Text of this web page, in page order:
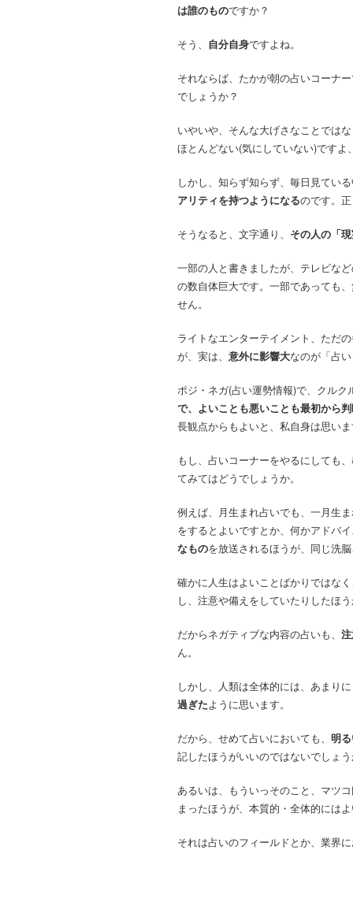
は誰のものですか？
そう、 自分自身ですよね。
それならば、たかが朝の占いコーナ
でしょうか？
いやいや、そんな大げさなことでは
ほとんどない(気にしていない)です
しかし、知らず知らず、毎日見てい
アリティを持つようになるのです。
そうなると、文字通り、 その人の「
一部の人と書きましたが、テレビな
の数自体巨大です。一部であっても
せん。
ライトなエンターテイメント、ただ
が、実は、 意外に影響大なのが「占
ポジ・ネガ(占い運勢情報)で、クルク
で、よいことも悪いことも最初から
長観点からもよいと、私自身は思い
もし、占いコーナーをやるにしても
てみてはどうでしょうか。
例えば、月生まれ占いでも、一月生
をするとよいですとか、何かアドバ
なものを放送されるほうが、同じ洗
確かに人生はよいことばかりではな
し、注意や備えをしていたりしたほ
だからネガティブな内容の占いも、
ん。
しかし、人類は全体的には、あまり
過ぎたように思います。
だから、せめて占いにおいても、 明
記したほうがいいのではないでしょ
あるいは、もういっそのこと、マツ
まったほうが、本質的・全体的には
それは占いのフィールドとか、業界